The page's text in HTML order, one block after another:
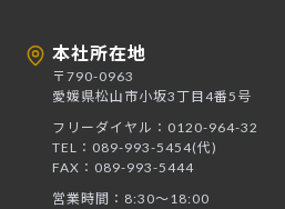
本社所在地
〒790-0963
愛媛県松山市小坂3丁目4番5号
フリーダイヤル：0120-964-32
TEL：089-993-5454(代)
FAX：089-993-5444
営業時間：8:30〜18:00